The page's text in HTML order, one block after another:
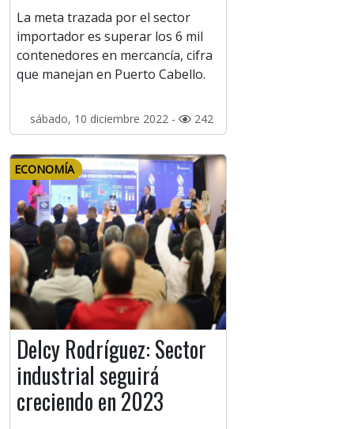
La meta trazada por el sector
importador es superar los 6 mil
contenedores en mercancía, cifra
que manejan en Puerto Cabello.
sábado, 10 diciembre 2022 - 242
ECONOMÍA
Delcy Rodríguez: Sector
industrial seguirá
creciendo en 2023